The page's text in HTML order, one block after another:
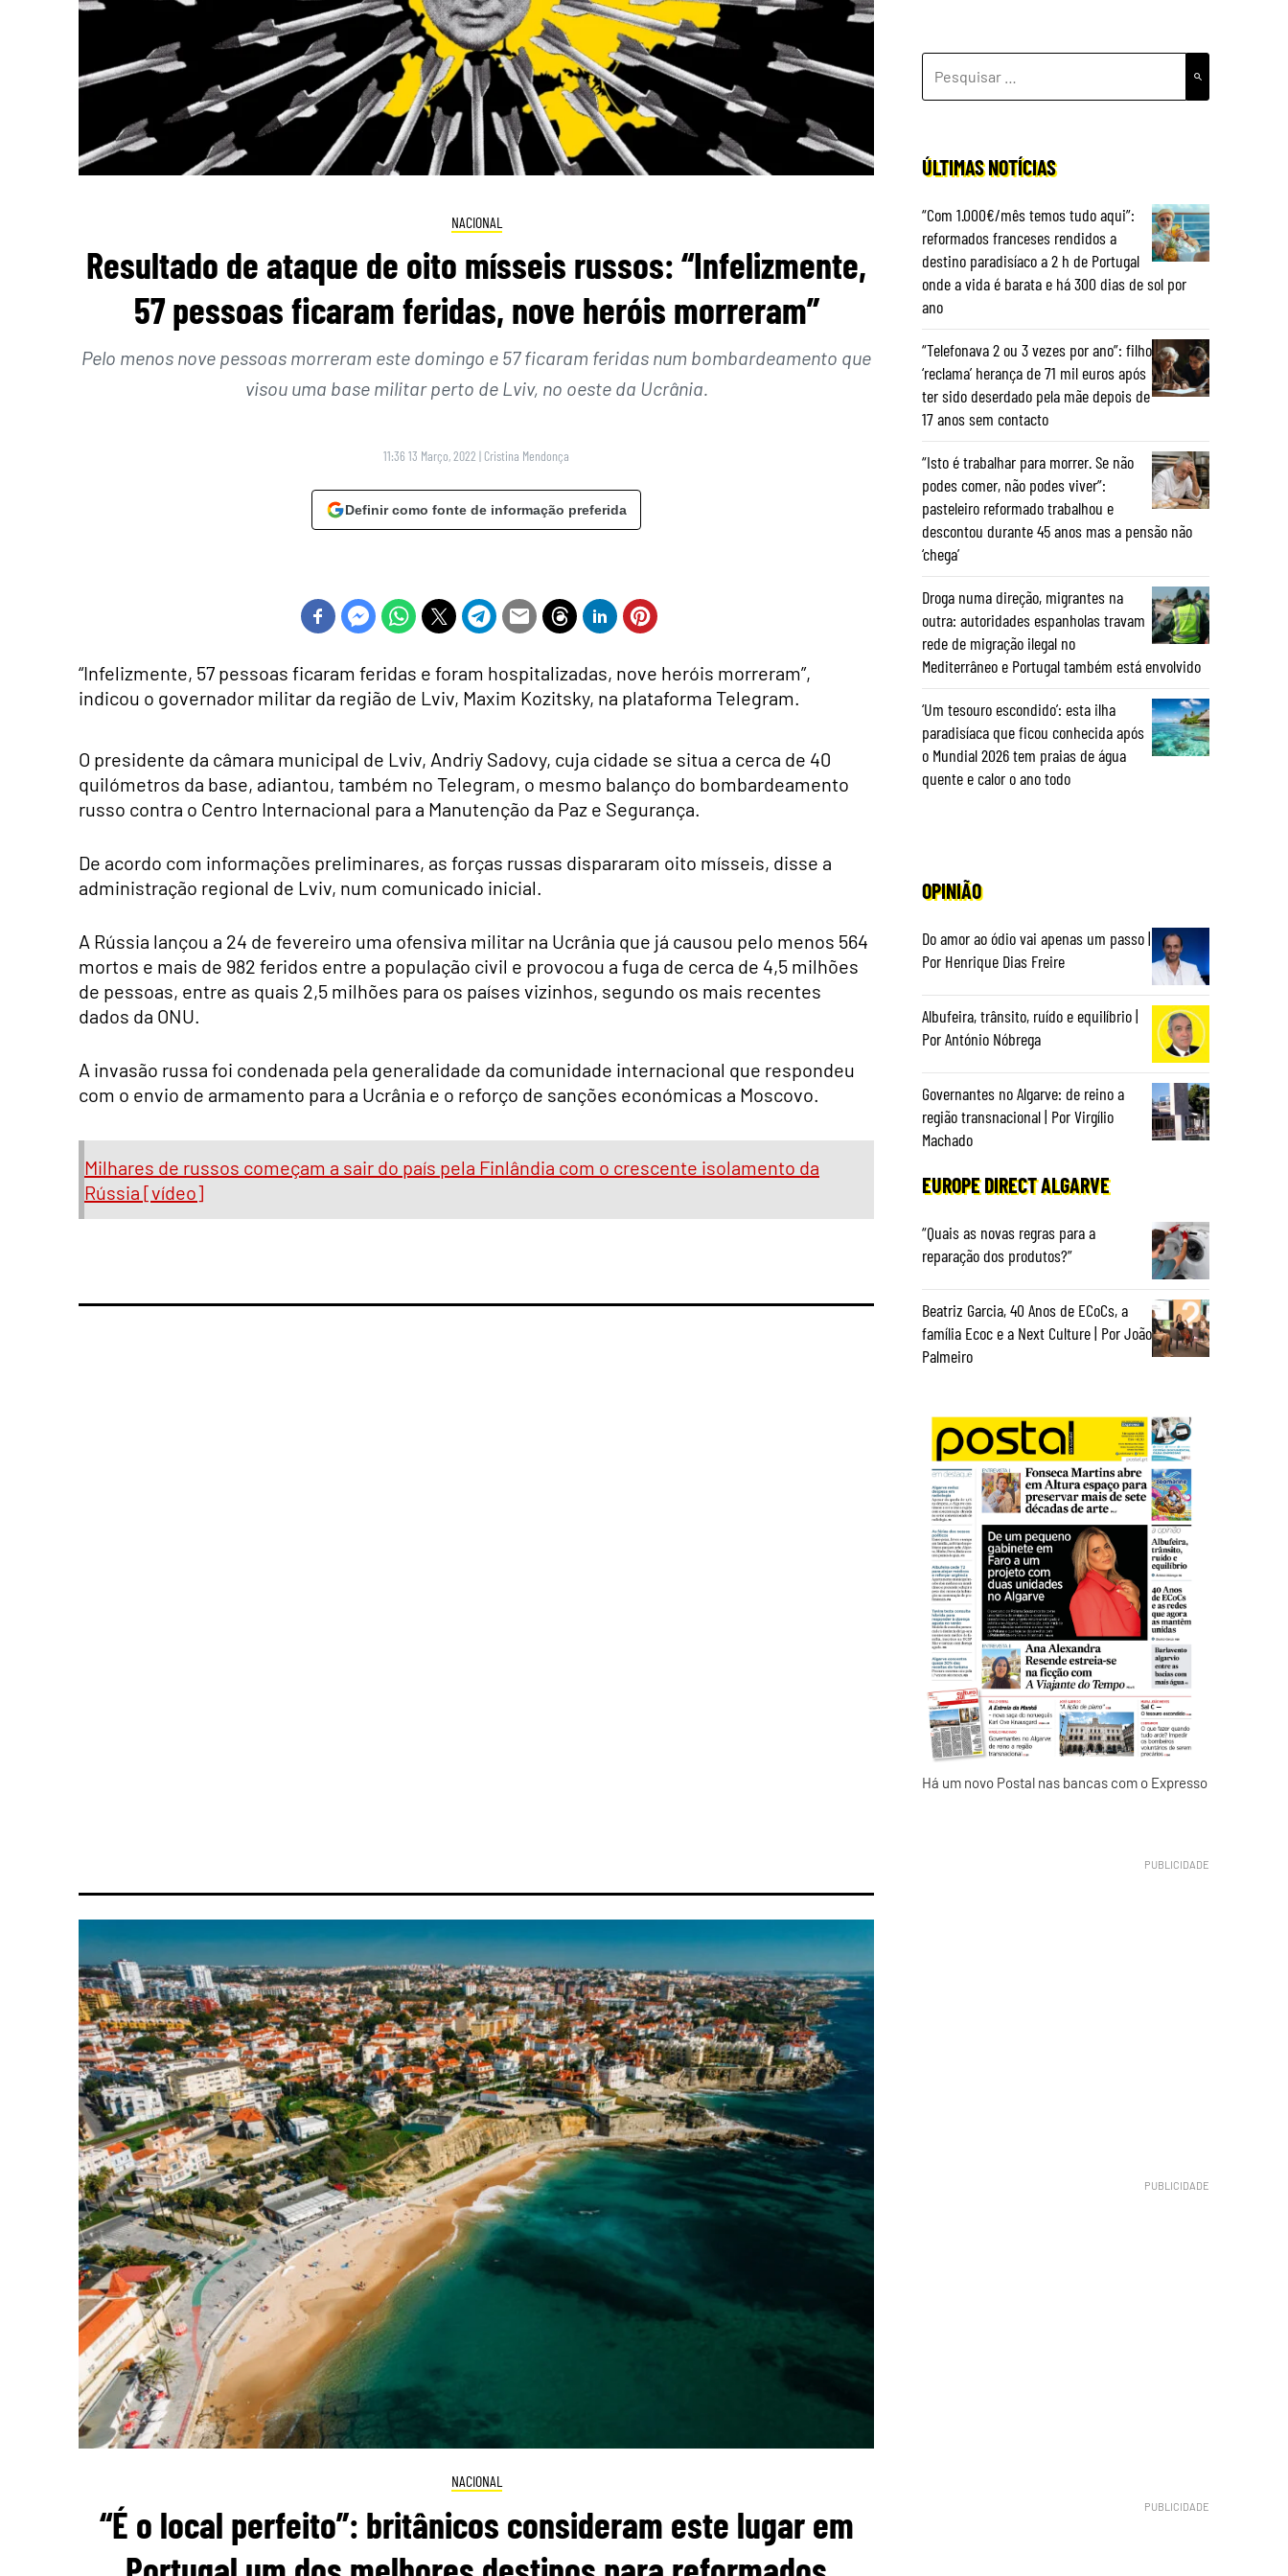
NACIONAL
Resultado de ataque de oito mísseis russos: “Infelizmente,
57 pessoas ficaram feridas, nove heróis morreram”
Pelo menos nove pessoas morreram este domingo e 57 ficaram feridas num bombardeamento que
visou uma base militar perto de Lviv, no oeste da Ucrânia.
11:36 13 Março, 2022 | Cristina Mendonça
Definir como fonte de informação preferida
“Infelizmente, 57 pessoas ficaram feridas e foram hospitalizadas, nove heróis morreram”,
indicou o governador militar da região de Lviv, Maxim Kozitsky, na plataforma Telegram.
O presidente da câmara municipal de Lviv, Andriy Sadovy, cuja cidade se situa a cerca de 40
quilómetros da base, adiantou, também no Telegram, o mesmo balanço do bombardeamento
russo contra o Centro Internacional para a Manutenção da Paz e Segurança.
De acordo com informações preliminares, as forças russas dispararam oito mísseis, disse a
administração regional de Lviv, num comunicado inicial.
A Rússia lançou a 24 de fevereiro uma ofensiva militar na Ucrânia que já causou pelo menos 564
mortos e mais de 982 feridos entre a população civil e provocou a fuga de cerca de 4,5 milhões
de pessoas, entre as quais 2,5 milhões para os países vizinhos, segundo os mais recentes
dados da ONU.
A invasão russa foi condenada pela generalidade da comunidade internacional que respondeu
com o envio de armamento para a Ucrânia e o reforço de sanções económicas a Moscovo.
Milhares de russos começam a sair do país pela Finlândia com o crescente isolamento da
Rússia [vídeo]
NACIONAL
“É o local perfeito”: britânicos consideram este lugar em
POR:
ÚLTIMAS NOTÍCIAS
“Com 1.000€/mês temos tudo aqui”:
reformados franceses rendidos a
destino paradisíaco a 2 h de Portugal
onde a vida é barata e há 300 dias de sol por
ano
“Telefonava 2 ou 3 vezes por ano”: filho
‘reclama’ herança de 71 mil euros após
ter sido deserdado pela mãe depois de
17 anos sem contacto
“Isto é trabalhar para morrer. Se não
podes comer, não podes viver”:
pasteleiro reformado trabalhou e
descontou durante 45 anos mas a pensão não
‘chega’
Droga numa direção, migrantes na
outra: autoridades espanholas travam
rede de migração ilegal no
Mediterrâneo e Portugal também está envolvido
‘Um tesouro escondido’: esta ilha
paradisíaca que ficou conhecida após
o Mundial 2026 tem praias de água
quente e calor o ano todo
OPINIÃO
Do amor ao ódio vai apenas um passo |
Por Henrique Dias Freire
Albufeira, trânsito, ruído e equilíbrio |
Por António Nóbrega
Governantes no Algarve: de reino a
região transnacional | Por Virgílio
Machado
EUROPE DIRECT ALGARVE
“Quais as novas regras para a
reparação dos produtos?”
Beatriz Garcia, 40 Anos de ECoCs, a
família Ecoc e a Next Culture | Por João
Palmeiro
Há um novo Postal nas bancas com o Expresso